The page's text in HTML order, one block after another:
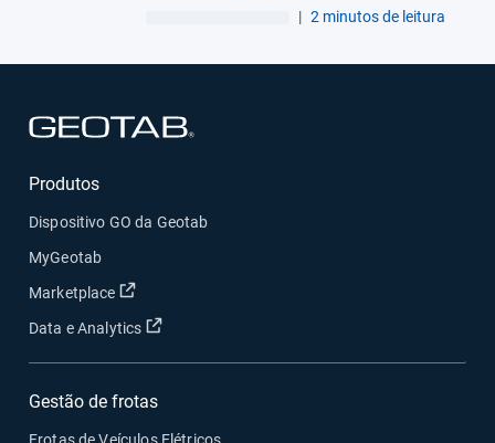
para a segurança viária
| 2 minutos de leitura
Produtos
Dispositivo GO da Geotab
MyGeotab
Marketplace
Abrir em uma nova janela
Data e Analytics Abrir em uma nova janela
Gestão de frotas
Frotas de Veículos Elétricos